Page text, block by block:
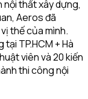
thất xây dựng,
Aeros đã
thế của mình.
TP.HCM + Hà
viên và 20 kiến
thi công nội